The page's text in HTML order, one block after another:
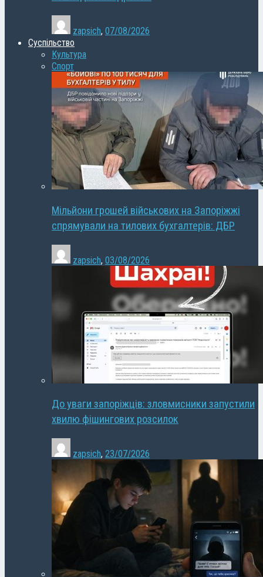
zapsich, 07/08/2026
Суспільство
Культура
Спорт
Мільйони грошей військових на Запоріжжі
спрямували на тилових бухгалтерів: ДБР
zapsich, 03/08/2026
До уваги запоріжців: зловмисники запустили
хвилю фішингових розсилок
zapsich, 23/07/2026